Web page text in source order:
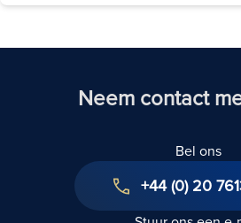
Neem contact
Bel ons
+44 (0) 20